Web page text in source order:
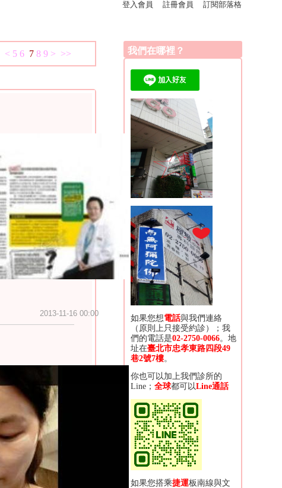
登入會員 註冊會員 訂閱部落格
我們在哪裡？
如果您想電話與我們連絡
（原則上只接受約診）；我
們的電話是02-2750-0066。地
址在臺北市忠孝東路四段49
巷2號7樓。
你也可以加上我們診所的
Line； 全球都可以Line通話
如果您搭乘捷運板南線與文
< 5 67 8 9 > >>
2013-11-16 00:00